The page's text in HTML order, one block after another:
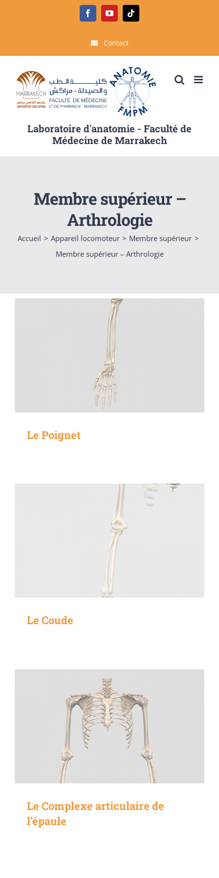
FacebookYouTubeTiktok
Contact
Laboratoire d'anatomie - Faculté de
Médecine de Marrakech
Membre supérieur –
Arthrologie
Accueil Appareil locomoteur
Membre supérieur
Membre supérieur – Arthrologie
Le Poignet
Le Coude
Le Complexe articulaire de
l’épaule